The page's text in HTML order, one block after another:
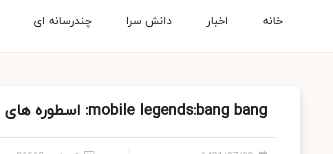
چندرسانه ای دانش سرا اخبار خانه
mobile legends:bang bang: اسطوره های نبرد